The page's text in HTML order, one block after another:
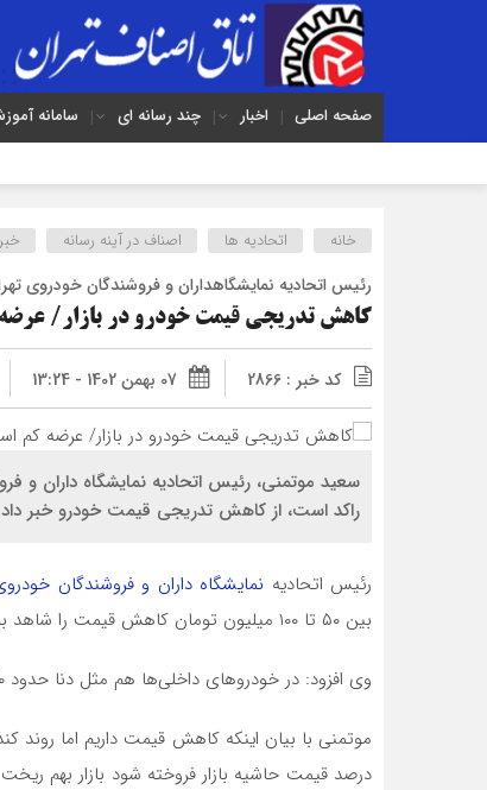
صفحه اصلی اخبار چند رسانه ای سامانه
خانه اتحادیه ها اصناف در آینه رسانه خبر
رئیس اتحادیه نمایشگاه‎داران و فروشندگان خودروی تهران:
کاهش تدریجی قیمت خودرو در بازار/
کد خبر : 2866 07 بهمن 1402 - 13:24
سعید موتمنی، رئیس اتحادیه نمایشگاه داران و
راکد است، از کاهش تدریجی قیمت خودرو خبر
رئیس اتحادیه نمایشگاه داران و فروشندگان
بین ۵۰ تا ۱۰۰ میلیون تومان کاهش قیمت را شاهد بوده‌ایم.
وی افزود: در خودروهای داخلی‌ها هم مثل دنا حدود ۲۰ تا ۲۵ میلیون تومان کاهش قیمت داشته‌ایم.
درصد قیمت حاشیه بازار فروخته شود بازار بهم